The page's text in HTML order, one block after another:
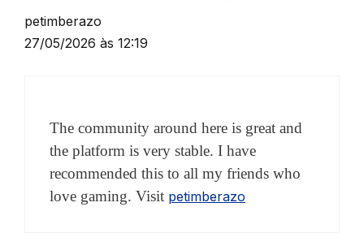
petimberazo
27/05/2026 às 12:19
The community around here is great and
the platform is very stable. I have
recommended this to all my friends who
love gaming. Visit petimberazo